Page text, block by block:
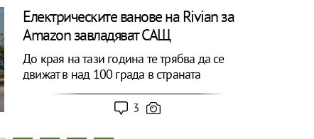
Електрическите ванове на Rivian за
Amazon завладяват САЩ
До края на тази година те трябва да се
движат в над 100 града в страната
3